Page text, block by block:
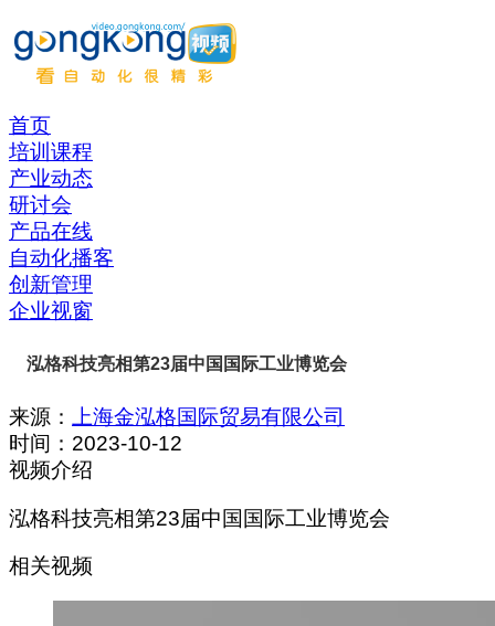
首页
培训课程
产业动态
研讨会
产品在线
自动化播客
创新管理
企业视窗
泓格科技亮相第23届中国国际工业博览会
来源： 上海金泓格国际贸易有限公司
时间： 2023-10-12
视频介绍
泓格科技亮相第23届中国国际工业博览会
相关视频